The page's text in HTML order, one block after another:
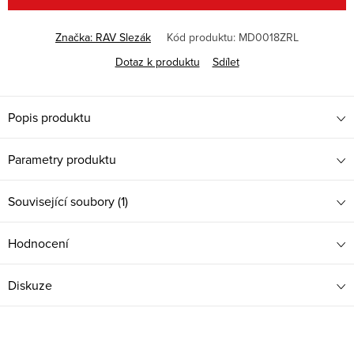
Značka: RAV Slezák Kód produktu: MD0018ZRL
Dotaz k produktu
Sdílet
Popis produktu
Parametry produktu
Související soubory (1)
Hodnocení
Diskuze